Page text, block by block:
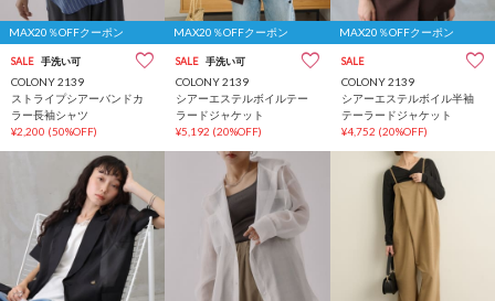
MAX20％OFFクーポン
SALE 手洗い可
COLONY 2139
ストライプシアーバンドカ
ラー長袖シャツ
¥2,200 (50%OFF)
MAX20％OFFクーポン
SALE 手洗い可
COLONY 2139
シアーエステルボイルテー
ラードジャケット
¥5,192 (20%OFF)
MAX20％OFFクーポン
SALE
COLONY 2139
シアーエステルボイル半袖
テーラードジャケット
¥4,752 (20%OFF)